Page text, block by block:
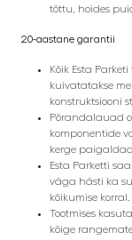
tõttu, hoides
20-aastane garantii
Kõik Esta
kuivatatakse
konstruktsiooni
Põrandalauad
komponentide
kerge
Esta Parketti
väga hästi ka
kõikumise korral.
Tootmises
kõige